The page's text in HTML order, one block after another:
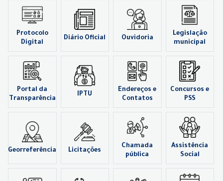
Protocolo
Digital
Diário Oficial Ouvidoria
Legislação
municipal
Portal da
Transparência
IPTU
Endereços e
Contatos
Concursos e
PSS
Georreferência Licitações
Chamada
pública
Assistência
Social